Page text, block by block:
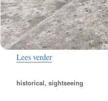
Lees verder“Forte Montecchio”
Tags
historical,sightseeing